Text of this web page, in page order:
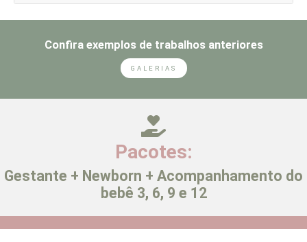
Confira exemplos de trabalhos anteriores
GALERIAS
Pacotes:
Gestante + Newborn + Acompanhamento do
bebê 3, 6, 9 e 12